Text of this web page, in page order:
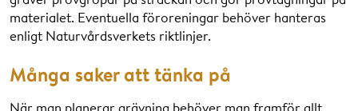
materialet. Eventuella föroreningar behöver hanteras
enligt Naturvårdsverkets riktlinjer.
Många saker att tänka på